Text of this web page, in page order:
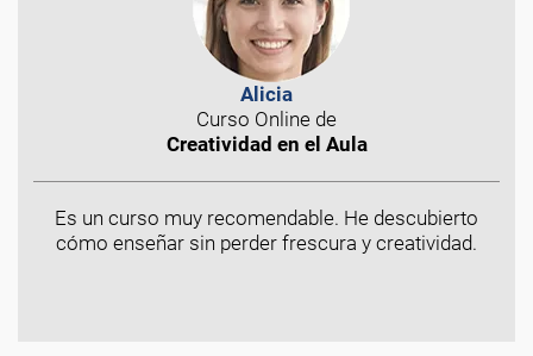
Alicia
Curso Online de
Creatividad en el Aula
Es un curso muy recomendable. He descubierto
cómo enseñar sin perder frescura y creatividad.